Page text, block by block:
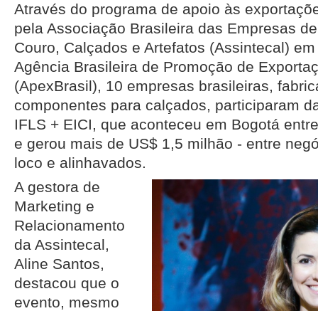
Através do programa de apoio às
pela Associação Brasileira das Empresas
Couro, Calçados e Artefatos (Assintecal)
Agência Brasileira de Promoção de
(ApexBrasil), 10 empresas brasileiras,
componentes para calçados, participaram
IFLS + EICI, que aconteceu em Bogotá
e gerou mais de US$ 1,5 milhão - entre
loco e alinhavados.
A gestora de
Marketing e
Relacionamento
da Assintecal,
Aline Santos,
destacou que o
evento, mesmo